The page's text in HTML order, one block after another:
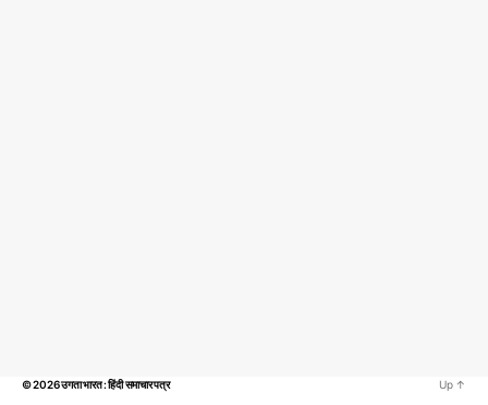
© 2026उगता भारत : हिंदी समाचार पत्र Up ↑